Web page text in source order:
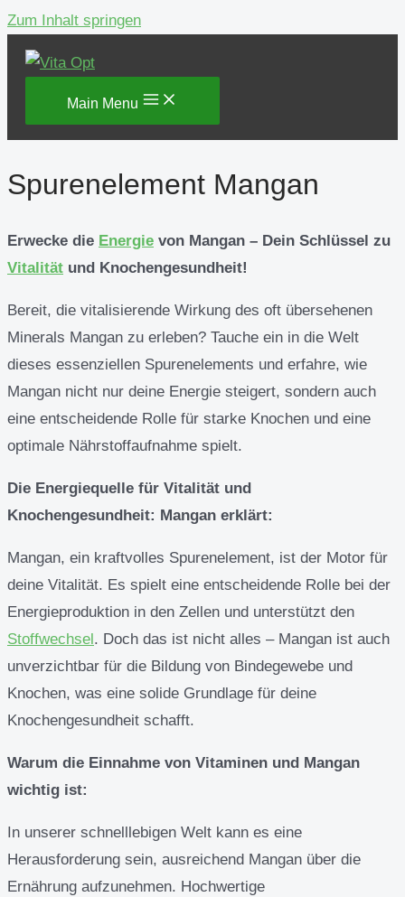
Zum Inhalt springen
Main Menu
Spurenelement Mangan
Erwecke die Energie von Mangan – Dein Schlüssel zu
Vitalität und Knochengesundheit!
Bereit, die vitalisierende Wirkung des oft übersehenen
Minerals Mangan zu erleben? Tauche ein in die Welt
dieses essenziellen Spurenelements und erfahre, wie
Mangan nicht nur deine Energie steigert, sondern auch
eine entscheidende Rolle für starke Knochen und eine
optimale Nährstoffaufnahme spielt.
Die Energiequelle für Vitalität und
Knochengesundheit: Mangan erklärt:
Mangan, ein kraftvolles Spurenelement, ist der Motor für
deine Vitalität. Es spielt eine entscheidende Rolle bei der
Energieproduktion in den Zellen und unterstützt den
Stoffwechsel. Doch das ist nicht alles – Mangan ist auch
unverzichtbar für die Bildung von Bindegewebe und
Knochen, was eine solide Grundlage für deine
Knochengesundheit schafft.
Warum die Einnahme von Vitaminen und Mangan
wichtig ist:
In unserer schnelllebigen Welt kann es eine
Herausforderung sein, ausreichend Mangan über die
Ernährung aufzunehmen. Hochwertige